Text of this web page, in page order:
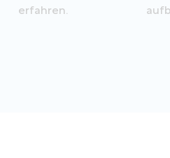
erfahren.